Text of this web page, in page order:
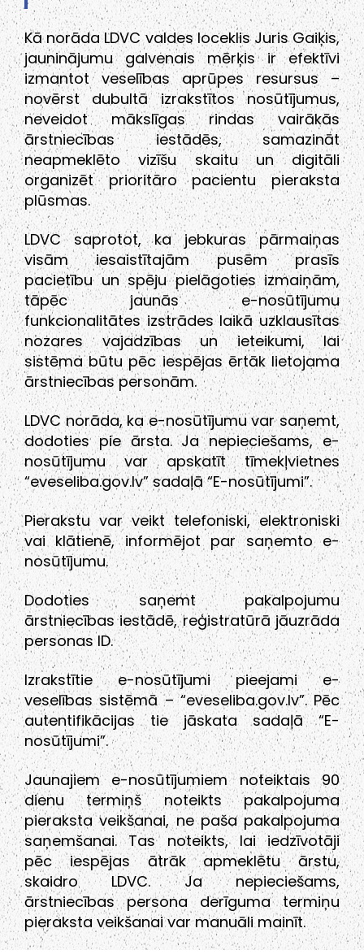
Kā norāda LDVC valdes loceklis Juris Gaiķis,
jauninājumu galvenais mērķis ir efektīvi
izmantot veselības aprūpes resursus –
novērst dubultā izrakstītos nosūtījumus,
neveidot mākslīgas rindas vairākās
ārstniecības iestādēs, samazināt
neapmeklēto vizīšu skaitu un digitāli
organizēt prioritāro pacientu pieraksta
plūsmas.
LDVC saprotot, ka jebkuras pārmaiņas
visām iesaistītajām pusēm prasīs
pacietību un spēju pielāgoties izmaiņām,
tāpēc jaunās e-nosūtījumu
funkcionalitātes izstrādes laikā uzklausītas
nozares vajadzības un ieteikumi, lai
sistēma būtu pēc iespējas ērtāk lietojama
ārstniecības personām.
LDVC norāda, ka e-nosūtījumu var saņemt,
dodoties pie ārsta. Ja nepieciešams, e-
nosūtījumu var apskatīt tīmekļvietnes
“eveseliba.gov.lv” sadaļā “E-nosūtījumi”.
Pierakstu var veikt telefoniski, elektroniski
vai klātienē, informējot par saņemto e-
nosūtījumu.
Dodoties saņemt pakalpojumu
ārstniecības iestādē, reģistratūrā jāuzrāda
personas ID.
Izrakstītie e-nosūtījumi pieejami e-
veselības sistēmā – “eveseliba.gov.lv”. Pēc
autentifikācijas tie jāskata sadaļā “E-
nosūtījumi”.
Jaunajiem e-nosūtījumiem noteiktais 90
dienu termiņš noteikts pakalpojuma
pieraksta veikšanai, ne paša pakalpojuma
saņemšanai. Tas noteikts, lai iedzīvotāji
pēc iespējas ātrāk apmeklētu ārstu,
skaidro LDVC. Ja nepieciešams,
ārstniecības persona derīguma termiņu
pieraksta veikšanai var manuāli mainīt.